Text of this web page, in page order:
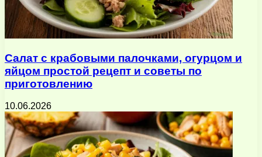
Салат с крабовыми палочками, огурцом и
яйцом простой рецепт и советы по
приготовлению
10.06.2026